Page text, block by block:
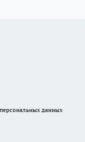
данных